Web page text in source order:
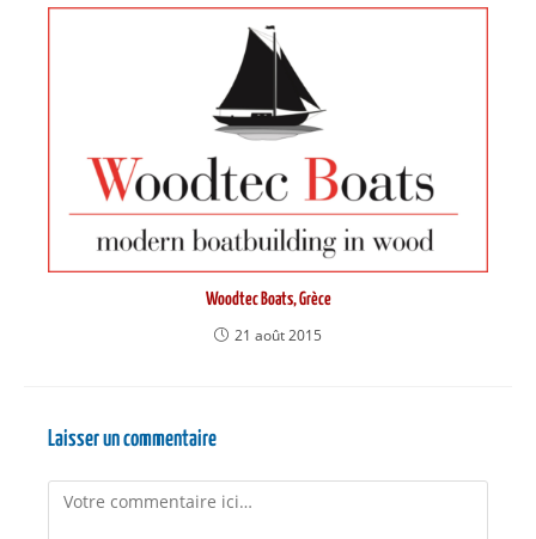
Woodtec Boats, Grèce
21 août 2015
Laisser un commentaire